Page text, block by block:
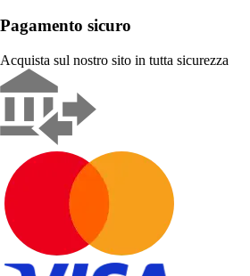
Pagamento sicuro
Acquista sul nostro sito in tutta sicurezza